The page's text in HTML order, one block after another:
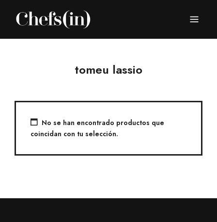
CHEFS(IN)
tomeu lassio
No se han encontrado productos que
coincidan con tu selección.